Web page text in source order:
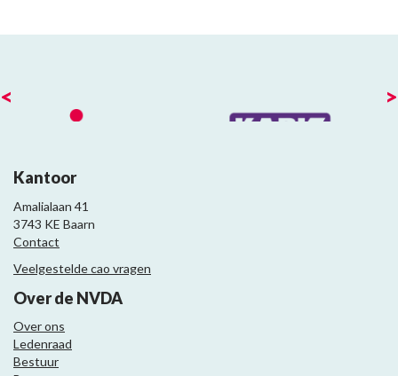
< >
Kantoor
Amalialaan 41
3743 KE Baarn
Contact
Veelgestelde cao vragen
Over de NVDA
Over ons
Ledenraad
Bestuur